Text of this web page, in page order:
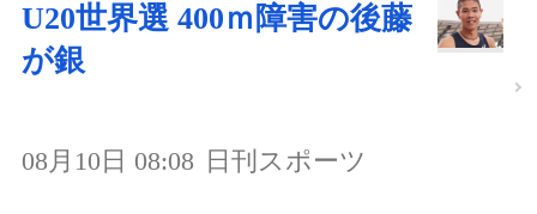
U20世界選 400ｍ障害の後藤
が銀
08月10日 08:08 日刊スポーツ